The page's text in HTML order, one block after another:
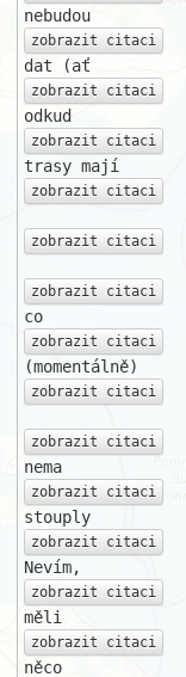
zobrazit citaci
zobrazit citaci
zobrazit citaci
zobrazit citaci
zobrazit citaci
zobrazit citaci
zobrazit citaci
zobrazit citaci
zobrazit citaci
zobrazit citaci
zobrazit citaci
zobrazit citaci
zobrazit citaci